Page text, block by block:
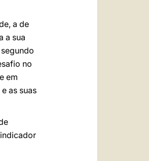
a de
a sua
no
em
as suas